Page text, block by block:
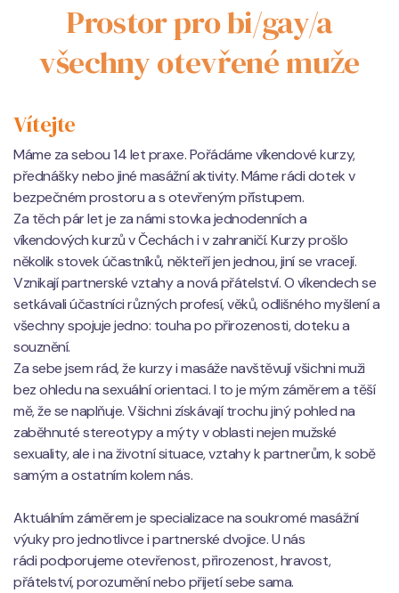
Prostor pro bi/gay/a
všechny otevřené muže
Vítejte
Máme za sebou 14 let praxe. Pořádáme víkendové kurzy,
přednášky nebo jiné masážní aktivity. Máme rádi dotek v
bezpečném prostoru a s otevřeným přístupem.
Za těch pár let je za námi stovka jednodenních a
víkendových kurzů v Čechách i v zahraničí. Kurzy prošlo
několik stovek účastníků, někteří jen jednou, jiní se vracejí.
Vznikají partnerské vztahy a nová přátelství. O víkendech se
setkávali účastníci různých profesí, věků, odlišného myšlení a
všechny spojuje jedno: touha po přirozenosti, doteku a
souznění.
Za sebe jsem rád, že kurzy i masáže navštěvují všichni muži
bez ohledu na sexuální orientaci. I to je mým záměrem a těší
mě, že se naplňuje. Všichni získávají trochu jiný pohled na
zaběhnuté stereotypy a mýty v oblasti nejen mužské
sexuality, ale i na životní situace, vztahy k partnerům, k sobě
samým a ostatním kolem nás.
Aktuálním záměrem je specializace na soukromé masážní
výuky pro jednotlivce i partnerské dvojice. U nás
rádi podporujeme otevřenost, přirozenost, hravost,
přátelství, porozumění nebo přijetí sebe sama.